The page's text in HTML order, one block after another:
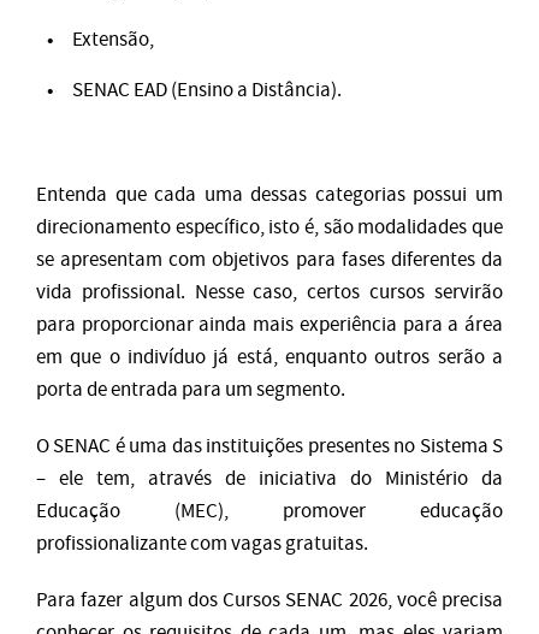
Extensão,
SENAC EAD (Ensino a Distância).
Entenda que cada uma dessas categorias possui um
direcionamento específico, isto é, são modalidades que
se apresentam com objetivos para fases diferentes da
vida profissional. Nesse caso, certos cursos servirão
para proporcionar ainda mais experiência para a área
em que o indivíduo já está, enquanto outros serão a
porta de entrada para um segmento.
O SENAC é uma das instituições presentes no Sistema S
– ele tem, através de iniciativa do Ministério da
Educação (MEC), promover educação
profissionalizante com vagas gratuitas.
Para fazer algum dos Cursos SENAC 2026, você precisa